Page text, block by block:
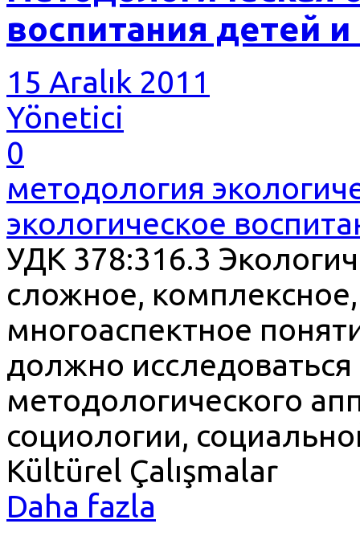
воспитания детей
15 Aralık 2011
Yönetici
0
методология
экологическое
УДК 378:316.3
сложное,
многоаспектное
должно
методологического
социологии,
Kültürel Çalışmalar
Daha fazla